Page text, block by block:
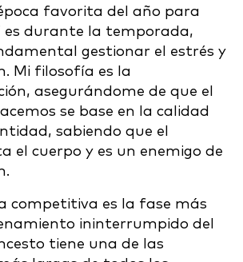
favorita del año para
es durante la temporada,
gestionar el estrés y
Mi filosofía es la
asegurándome de que el
se base en la calidad
sabiendo que el
el cuerpo y es un enemigo de
competitiva es la fase más
ininterrumpido del
tiene una de las